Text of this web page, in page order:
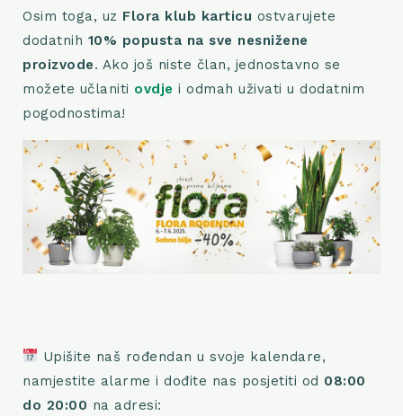
Osim toga, uz Flora klub karticu ostvarujete
dodatnih 10% popusta na sve nesnižene
proizvode. Ako još niste član, jednostavno se
možete učlaniti ovdje i odmah uživati u dodatnim
pogodnostima!
Upišite naš rođendan u svoje kalendare,
namjestite alarme i dođite nas posjetiti od 08:00
do 20:00 na adresi: